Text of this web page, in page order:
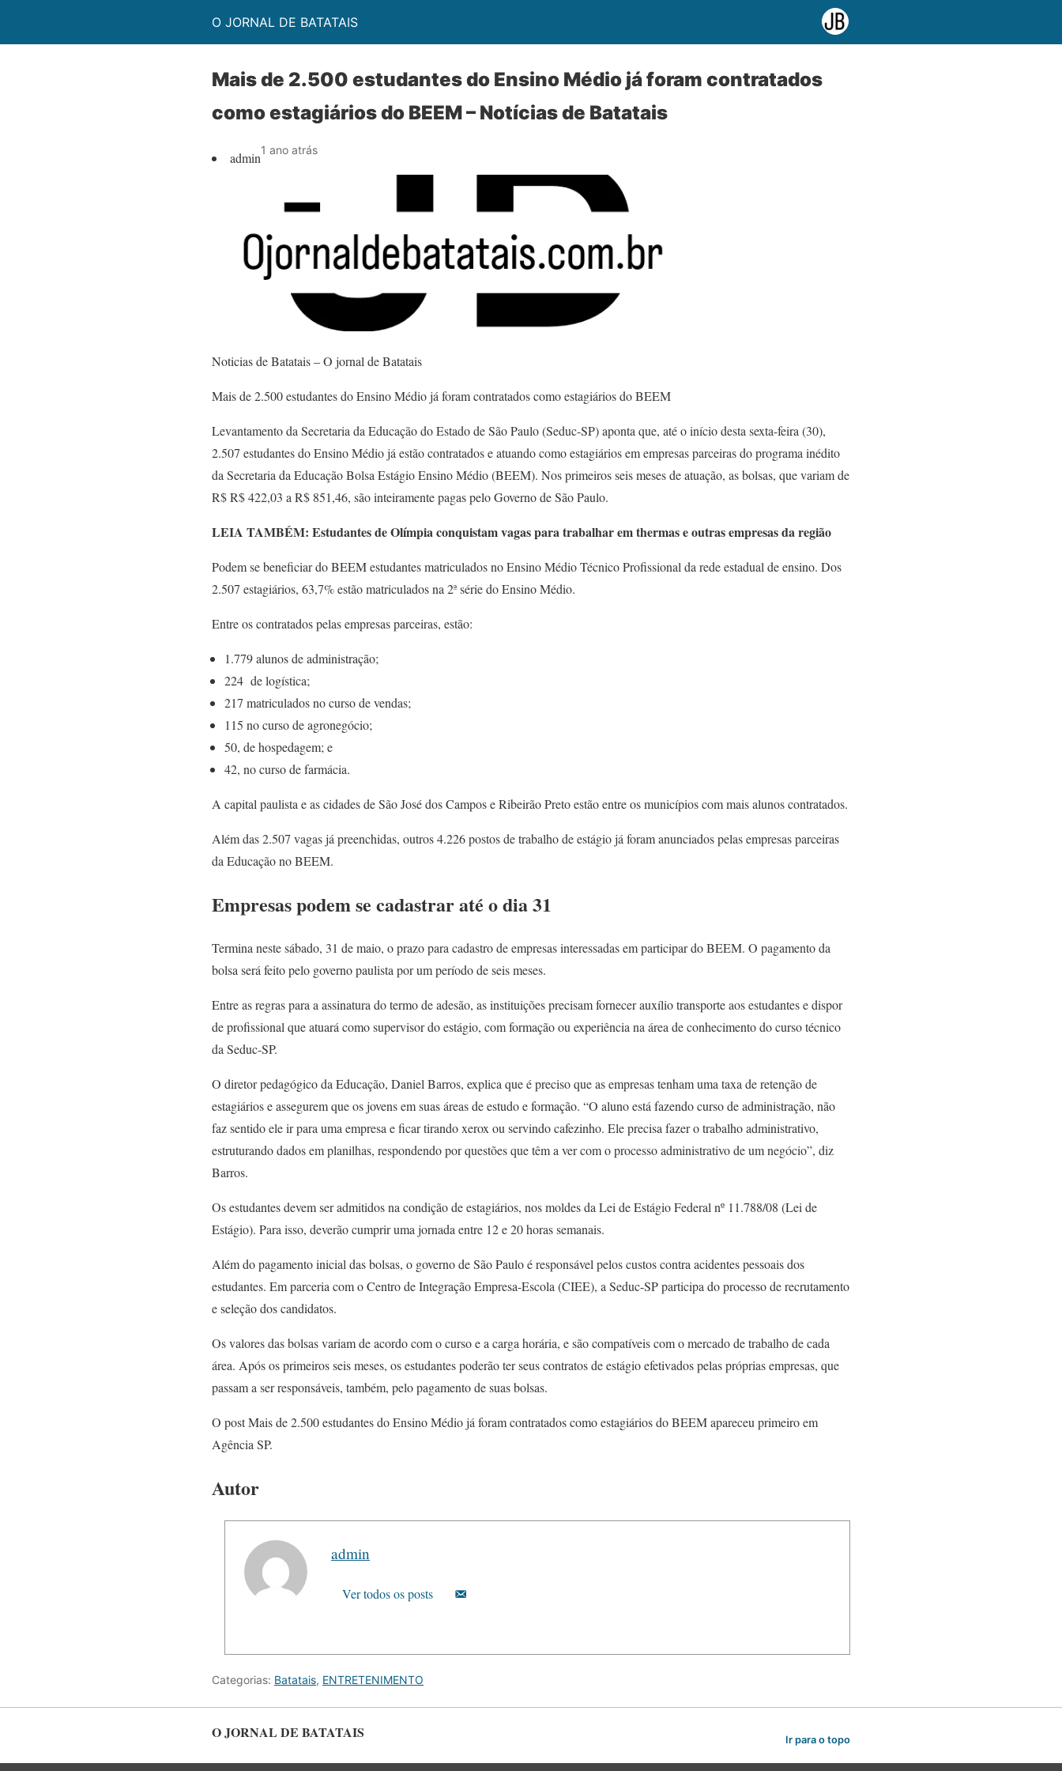
O JORNAL DE BATATAIS
Mais de 2.500 estudantes do Ensino Médio já foram contratados
como estagiários do BEEM – Notícias de Batatais
admin1 ano atrás
Noticias de Batatais – O jornal de Batatais
Mais de 2.500 estudantes do Ensino Médio já foram contratados como estagiários do BEEM
Levantamento da Secretaria da Educação do Estado de São Paulo (Seduc-SP) aponta que, até o início desta sexta-feira (30),
2.507 estudantes do Ensino Médio já estão contratados e atuando como estagiários em empresas parceiras do programa inédito
da Secretaria da Educação Bolsa Estágio Ensino Médio (BEEM). Nos primeiros seis meses de atuação, as bolsas, que variam de
R$ R$ 422,03 a R$ 851,46, são inteiramente pagas pelo Governo de São Paulo.
LEIA TAMBÉM: Estudantes de Olímpia conquistam vagas para trabalhar em thermas e outras empresas da região
Podem se beneficiar do BEEM estudantes matriculados no Ensino Médio Técnico Profissional da rede estadual de ensino. Dos
2.507 estagiários, 63,7% estão matriculados na 2ª série do Ensino Médio.
Entre os contratados pelas empresas parceiras, estão:
1.779 alunos de administração;
224 de logística;
217 matriculados no curso de vendas;
115 no curso de agronegócio;
50, de hospedagem; e
42, no curso de farmácia.
A capital paulista e as cidades de São José dos Campos e Ribeirão Preto estão entre os municípios com mais alunos contratados.
Além das 2.507 vagas já preenchidas, outros 4.226 postos de trabalho de estágio já foram anunciados pelas empresas parceiras
da Educação no BEEM.
Empresas podem se cadastrar até o dia 31
Termina neste sábado, 31 de maio, o prazo para cadastro de empresas interessadas em participar do BEEM. O pagamento da
bolsa será feito pelo governo paulista por um período de seis meses.
Entre as regras para a assinatura do termo de adesão, as instituições precisam fornecer auxílio transporte aos estudantes e dispor
de profissional que atuará como supervisor do estágio, com formação ou experiência na área de conhecimento do curso técnico
da Seduc-SP.
O diretor pedagógico da Educação, Daniel Barros, explica que é preciso que as empresas tenham uma taxa de retenção de
estagiários e assegurem que os jovens em suas áreas de estudo e formação. “O aluno está fazendo curso de administração, não
faz sentido ele ir para uma empresa e ficar tirando xerox ou servindo cafezinho. Ele precisa fazer o trabalho administrativo,
estruturando dados em planilhas, respondendo por questões que têm a ver com o processo administrativo de um negócio”, diz
Barros.
Os estudantes devem ser admitidos na condição de estagiários, nos moldes da Lei de Estágio Federal nº 11.788/08 (Lei de
Estágio). Para isso, deverão cumprir uma jornada entre 12 e 20 horas semanais.
Além do pagamento inicial das bolsas, o governo de São Paulo é responsável pelos custos contra acidentes pessoais dos
estudantes. Em parceria com o Centro de Integração Empresa-Escola (CIEE), a Seduc-SP participa do processo de recrutamento
e seleção dos candidatos.
Os valores das bolsas variam de acordo com o curso e a carga horária, e são compatíveis com o mercado de trabalho de cada
área. Após os primeiros seis meses, os estudantes poderão ter seus contratos de estágio efetivados pelas próprias empresas, que
passam a ser responsáveis, também, pelo pagamento de suas bolsas.
O post Mais de 2.500 estudantes do Ensino Médio já foram contratados como estagiários do BEEM apareceu primeiro em
Agência SP.
Autor
admin
Ver todos os posts
Categorias: Batatais, ENTRETENIMENTO
O JORNAL DE BATATAIS Ir para o topo